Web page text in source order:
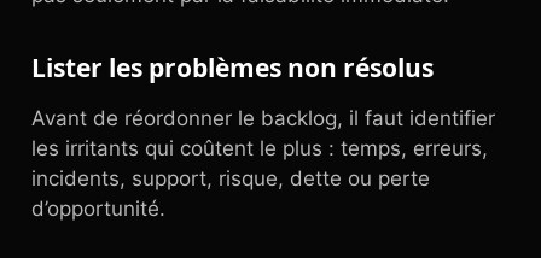
Lister les problèmes non résolus
Avant de réordonner le backlog, il faut identifier
les irritants qui coûtent le plus : temps, erreurs,
incidents, support, risque, dette ou perte
d’opportunité.